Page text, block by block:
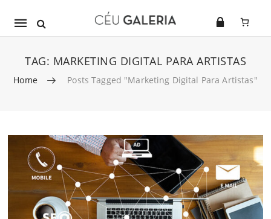
Mobile
TAG: MARKETING DIGITAL PARA ARTISTAS
Home Posts Tagged "marketing Digital Para Artistas"
Skip to content